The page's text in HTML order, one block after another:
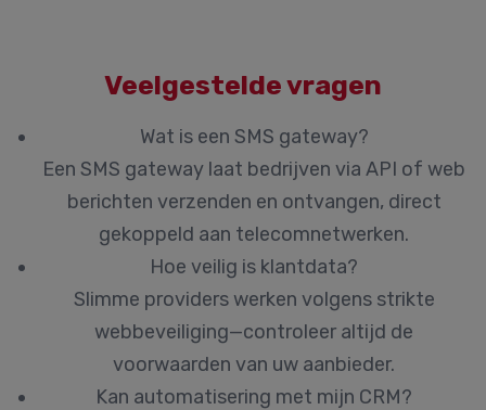
Veelgestelde vragen
Wat is een SMS gateway?
Een SMS gateway laat bedrijven via API of web
berichten verzenden en ontvangen, direct
gekoppeld aan telecomnetwerken.
Hoe veilig is klantdata?
Slimme providers werken volgens strikte
webbeveiliging—controleer altijd de
voorwaarden van uw aanbieder.
Kan automatisering met mijn CRM?